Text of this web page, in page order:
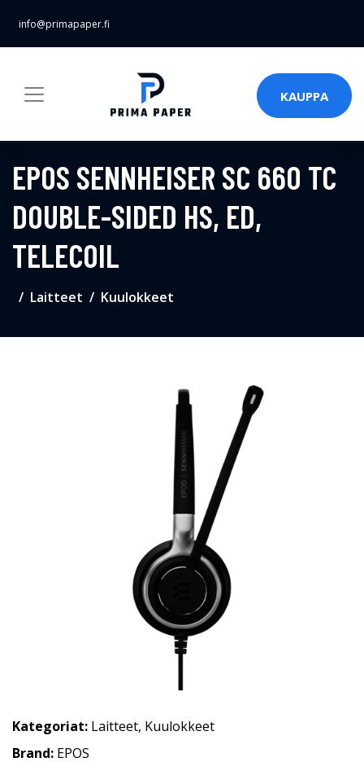
info@primapaper.fi
KAUPPA
EPOS SENNHEISER SC 660 TC
DOUBLE-SIDED HS, ED,
TELECOIL
Laitteet Kuulokkeet
Kategoriat: Laitteet, Kuulokkeet
Brand: EPOS